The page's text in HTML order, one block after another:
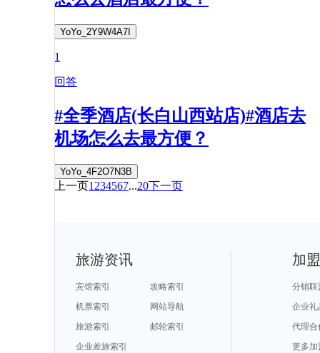
YoYo_2Y9W4A7I
1
回答
#全季酒店(长白山西站店)#酒店去
机场怎么去最方便？
YoYo_4F2O7N3B
上一页1 234567...20下一页
旅游资讯
宾馆索引
攻略索引
机票索引
网站导航
旅游索引
邮轮索引
企业差旅索引
加
分销联
企业礼
代理合
更多加